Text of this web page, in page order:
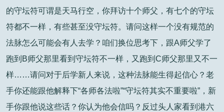
的守坛符可谓是天马行空，你拜访十个师父，有七个的守坛
符都不一样，有些甚至没守坛符。请问这样一个没有规范的
法脉怎么可能会有人去学？咱们换位思考下，跟A师父学了
跑到B师父那里看到守坛符不一样，又跑到C师父那里又不一
样……请问对于后学新人来说，这种法脉能生得起信心？老
手你还能跟他解释下“各师各法啦”“守坛符其实不重要啦”，新
手你跟他说这些话？你认为他会信吗？反过头人家看到港六